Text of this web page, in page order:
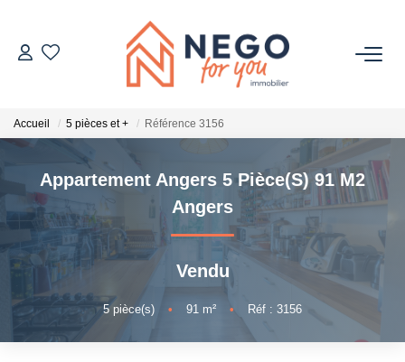
ACHETER
OFF MARKET
IMMOBILIER PRO
À PROPOS
Accueil 5 pièces et + Référence 3156
Appartement Angers 5 Pièce(s) 91 M2
Angers
Vendu
5pièce(s) • 91 m² • Réf : 3156